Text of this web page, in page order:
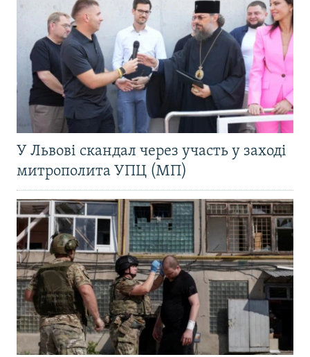
У Львові скандал через участь у заході
митрополита УПЦ (МП)